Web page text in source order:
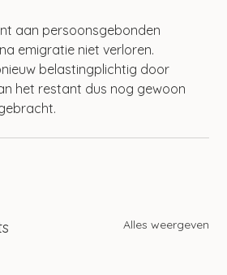
aan persoonsgebonden
emigratie niet verloren.
belastingplichtig door
het restant dus nog gewoon
Alles weergeven